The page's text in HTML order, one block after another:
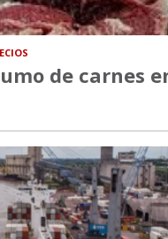
de carnes